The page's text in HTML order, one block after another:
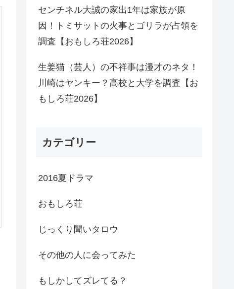
センチネル大誠の家出1年は家族が原
因！トミサットの火事とゴリラが占領を
調査【おもしろ荘2026】
生姜猫（芸人）の不祥事は漫才のネタ！
川崎はヤンキー？高校と大学を調査【お
もしろ荘2026】
カテゴリー
2016夏ドラマ
おもしろ荘
じっくり聞いタロウ
その他の人に会ってみた
もしかしてズレてる？